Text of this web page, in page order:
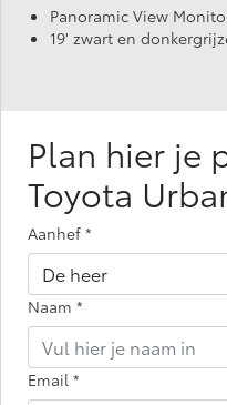
Panoramic View
19' zwart en
Plan hier je
Toyota
Aanhef *
Naam *
Email *